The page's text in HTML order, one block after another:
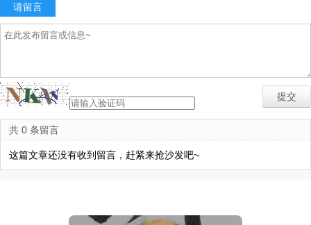
请留言
共 0 条留言
这篇文章还没有收到留言，赶紧来抢沙发吧~